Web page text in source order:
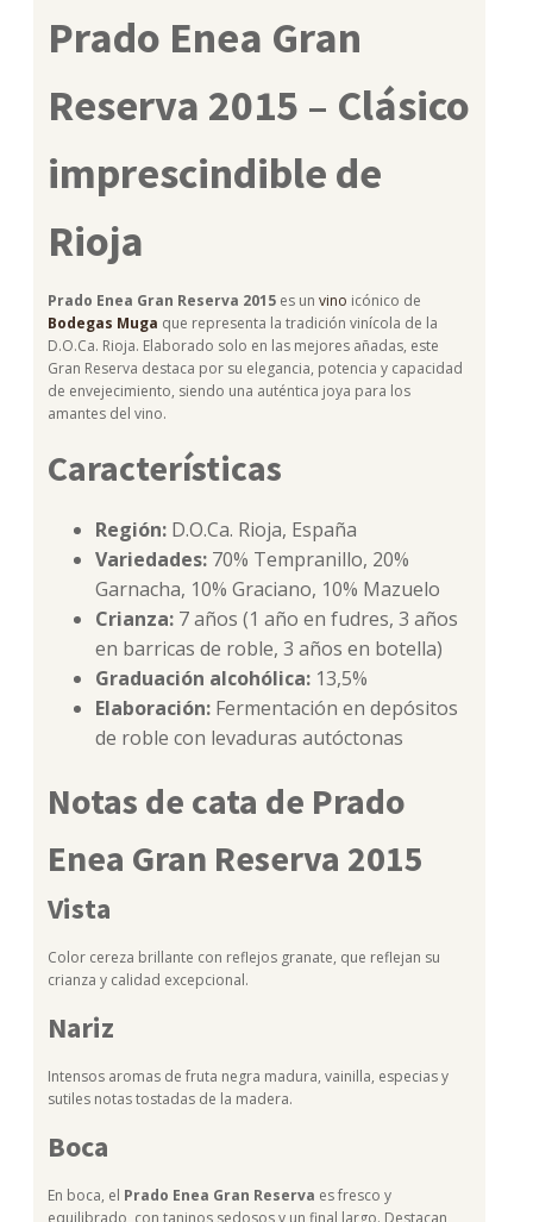
Prado Enea Gran
Reserva 2015 – Clásico
imprescindible de
Rioja
Prado Enea Gran Reserva 2015 es un vino icónico de
Bodegas Muga que representa la tradición vinícola de la
D.O.Ca. Rioja. Elaborado solo en las mejores añadas, este
Gran Reserva destaca por su elegancia, potencia y capacidad
de envejecimiento, siendo una auténtica joya para los
amantes del vino.
Características
Región: D.O.Ca. Rioja, España
Variedades: 70% Tempranillo, 20%
Garnacha, 10% Graciano, 10% Mazuelo
Crianza: 7 años (1 año en fudres, 3 años
en barricas de roble, 3 años en botella)
Graduación alcohólica: 13,5%
Elaboración: Fermentación en depósitos
de roble con levaduras autóctonas
Notas de cata de Prado
Enea Gran Reserva 2015
Vista
Color cereza brillante con reflejos granate, que reflejan su
crianza y calidad excepcional.
Nariz
Intensos aromas de fruta negra madura, vainilla, especias y
sutiles notas tostadas de la madera.
Boca
En boca, el Prado Enea Gran Reserva es fresco y
equilibrado, con taninos sedosos y un final largo. Destacan